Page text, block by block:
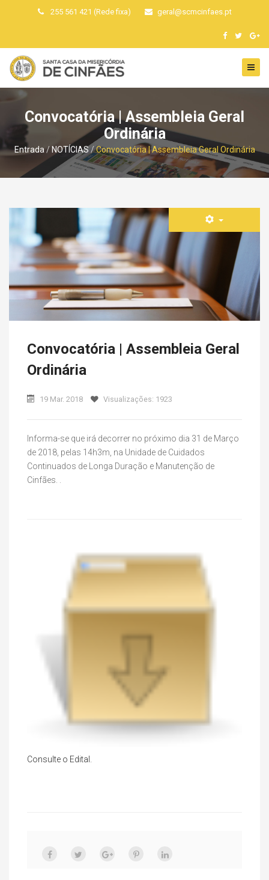
255 561 421 (Rede fixa) geral @scmcinfaes.pt
Convocatória | Assembleia Geral
Ordinária
Entrada NOTÍCIAS Convocatória | Assembleia Geral Ordinária
Convocatória | Assembleia Geral
Ordinária
19 Mar. 2018 Visualizações: 1923
Informa-se que irá decorrer no próximo dia 31 de Março
de 2018, pelas 14h3m, na Unidade de Cuidados
Continuados de Longa Duração e Manutenção de
Cinfães. .
Consulte o Edital.